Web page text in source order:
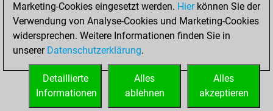
Türme auf der siebten
0
STARTSEITE
Marketing-Cookies eingesetzt werden. Hierkönnen Sie der
Verwendung von Analyse-Cookies und Marketing-Cookies
widersprechen. Weitere Informationen finden Sie in
unserer Datenschutzerklärung.
Alles
akzeptieren
Alles
ablehnen
Detaillierte
Informationen